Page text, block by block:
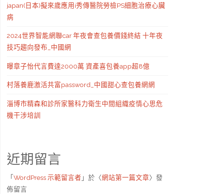
japan(日本)擬來歲應用i秀傳醫院勞檢PS細胞治療心臟
病
2024世界智能網聯car 年夜會查包養價錢終結 十年夜
技巧趨向發布_中國網
曝章子怡代言費達2000萬 資產喜包養app超8億
村落養鹿激活共富password_中國甜心查包養網網
淄博市精森和診所家醫科力衛生中間組織疫情心思危
機干涉培訓
近期留言
「WordPress 示範留言者 」於〈網站第一篇文章〉發
佈留言